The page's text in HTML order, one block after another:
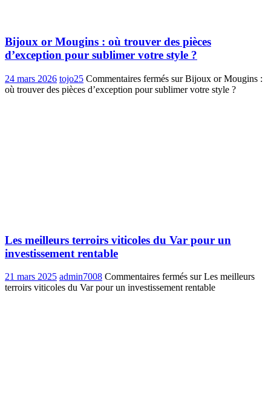
Bijoux or Mougins : où trouver des pièces
d’exception pour sublimer votre style ?
24 mars 2026 tojo25 Commentaires fermés sur Bijoux or Mougins :
où trouver des pièces d’exception pour sublimer votre style ?
Les meilleurs terroirs viticoles du Var pour un
investissement rentable
21 mars 2025 admin7008 Commentaires fermés sur Les meilleurs
terroirs viticoles du Var pour un investissement rentable